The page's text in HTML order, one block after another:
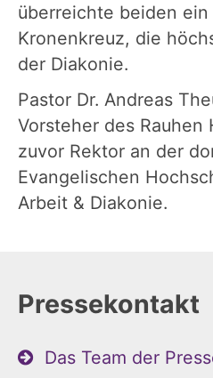
überreichte beiden ein
Kronenkreuz, die
der Diakonie.
Pastor Dr. Andreas
Vorsteher des Rauhen
zuvor Rektor an der
Evangelischen
Arbeit & Diakonie.
Pressekontakt
Das Team der